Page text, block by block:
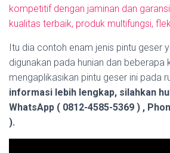
kompetitif dengan jaminan dan
kualitas terbaik, produk multifungsi,
Itu dia contoh enam jenis pintu geser
digunakan pada hunian dan beberapa
mengaplikasikan pintu geser ini pada
informasi lebih lengkap, silahkan
WhatsApp ( 0812-4585-5369 ) ,
).